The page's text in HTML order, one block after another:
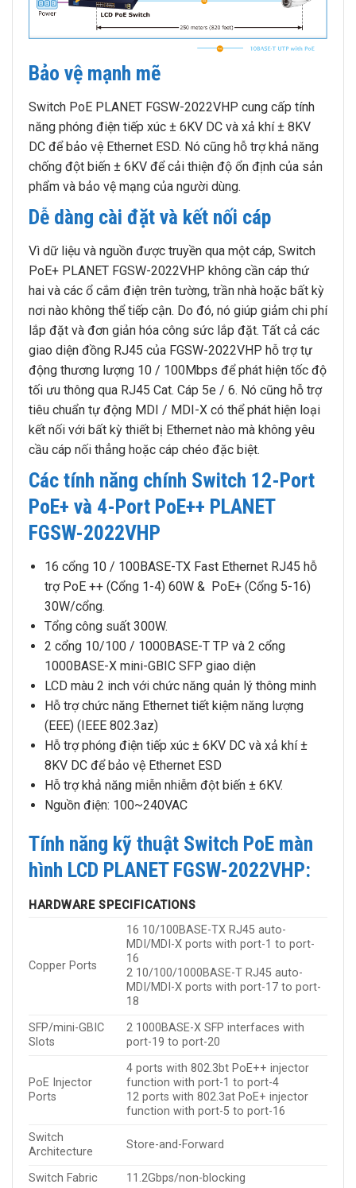
Bảo vệ mạnh mẽ
Switch PoE PLANET FGSW-2022VHP cung cấp tính
năng phóng điện tiếp xúc ± 6KV DC và xả khí ± 8KV
DC để bảo vệ Ethernet ESD. Nó cũng hỗ trợ khả năng
chống đột biến ± 6KV để cải thiện độ ổn định của sản
phẩm và bảo vệ mạng của người dùng.
Dễ dàng cài đặt và kết nối cáp
Vì dữ liệu và nguồn được truyền qua một cáp, Switch
PoE+ PLANET FGSW-2022VHP không cần cáp thứ
hai và các ổ cắm điện trên tường, trần nhà hoặc bất kỳ
nơi nào không thể tiếp cận. Do đó, nó giúp giảm chi phí
lắp đặt và đơn giản hóa công sức lắp đặt. Tất cả các
giao diện đồng RJ45 của FGSW-2022VHP hỗ trợ tự
động thương lượng 10 / 100Mbps để phát hiện tốc độ
tối ưu thông qua RJ45 Cat. Cáp 5e / 6. Nó cũng hỗ trợ
tiêu chuẩn tự động MDI / MDI-X có thể phát hiện loại
kết nối với bất kỳ thiết bị Ethernet nào mà không yêu
cầu cáp nối thẳng hoặc cáp chéo đặc biệt.
Các tính năng chính Switch 12-Port
PoE+ và 4-Port PoE++ PLANET
FGSW-2022VHP
16 cổng 10 / 100BASE-TX Fast Ethernet RJ45 hỗ
trợ PoE ++ (Cổng 1-4) 60W & PoE+ (Cổng 5-16)
30W/cổng.
Tổng công suất 300W.
2 cổng 10/100 / 1000BASE-T TP và 2 cổng
1000BASE-X mini-GBIC SFP giao diện
LCD màu 2 inch với chức năng quản lý thông minh
Hỗ trợ chức năng Ethernet tiết kiệm năng lượng
(EEE) (IEEE 802.3az)
Hỗ trợ phóng điện tiếp xúc ± 6KV DC và xả khí ±
8KV DC để bảo vệ Ethernet ESD
Hỗ trợ khả năng miễn nhiễm đột biến ± 6KV.
Nguồn điện: 100~240VAC
Tính năng kỹ thuật Switch PoE màn
hình LCD PLANET FGSW-2022VHP:
HARDWARE SPECIFICATIONS
Copper Ports
16 10/100BASE-TX RJ45 auto-
MDI/MDI-X ports with port-1 to port-
16
2 10/100/1000BASE-T RJ45 auto-
MDI/MDI-X ports with port-17 to port-
18
SFP/mini-GBIC
Slots
2 1000BASE-X SFP interfaces with
port-19 to port-20
PoE Injector
Ports
4 ports with 802.3bt PoE++ injector
function with port-1 to port-4
12 ports with 802.3at PoE+ injector
function with port-5 to port-16
Switch
Architecture
Store-and-Forward
Switch Fabric 11.2Gbps/non-blocking